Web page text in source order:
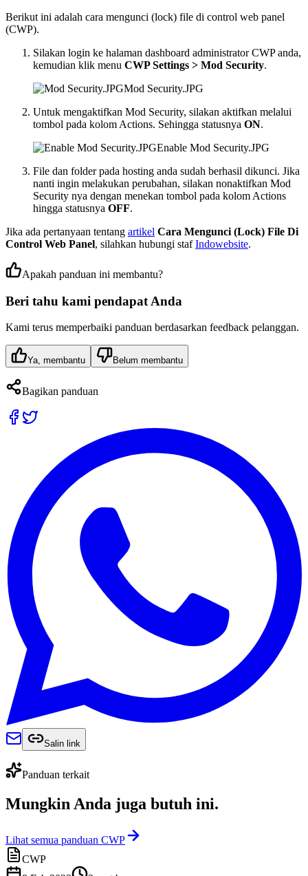
Berikut ini adalah cara mengunci (lock) file di control web panel
(CWP).
Silakan login ke halaman dashboard administrator CWP anda,
kemudian klik menu CWP Settings > Mod Security.
Mod Security.JPG
Untuk mengaktifkan Mod Security, silakan aktifkan melalui
tombol pada kolom Actions. Sehingga statusnya ON.
Enable Mod Security.JPG
File dan folder pada hosting anda sudah berhasil dikunci. Jika
nanti ingin melakukan perubahan, silakan nonaktifkan Mod
Security nya dengan menekan tombol pada kolom Actions
hingga statusnya OFF.
Jika ada pertanyaan tentang artikel Cara Mengunci (Lock) File Di
Control Web Panel, silahkan hubungi stafIndowebsite.
Apakah panduan ini membantu?
Beri tahu kami pendapat Anda
Kami terus memperbaiki panduan berdasarkan feedback pelanggan.
Ya, membantu Belum membantu
Bagikan panduan
Salin link
Panduan terkait
Mungkin Anda juga butuh ini.
Lihat semua panduan CWP
CWP